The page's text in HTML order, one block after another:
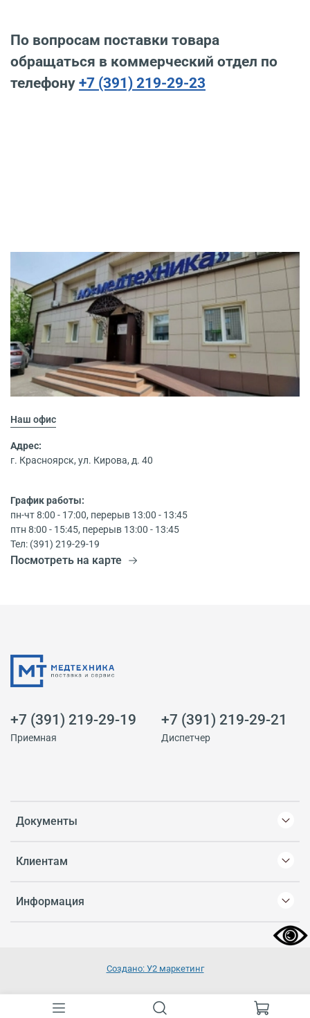
По вопросам поставки товара
обращаться в коммерческий отдел по
телефону +7 (391) 219-29-23
Наш офис
Адрес:
г. Красноярск, ул. Кирова, д. 40
График работы:
пн-чт 8:00 - 17:00, перерыв 13:00 - 13:45
птн 8:00 - 15:45, перерыв 13:00 - 13:45
Тел: (391) 219-29-19
Посмотреть на карте
Документы
Клиентам
Информация
+7 (391) 219-29-19
Приемная
+7 (391) 219-29-21
Диспетчер
Создано: У2 маркетинг